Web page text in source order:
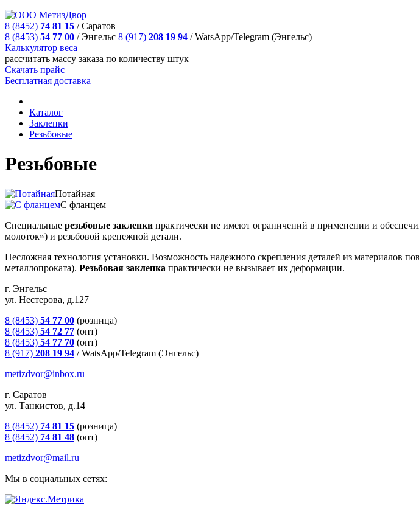
8 (8452) 74 81 15 /Саратов
8 (8453) 54 77 00 /Энгельс 8 (917) 208 19 94 /WatsApp/Telegram (Энгельс)
Калькулятор веса
рассчитать массу заказа по количеству штук
Скачать прайс
Бесплатная доставка
Каталог
Заклепки
Резьбовые
Резьбовые
Потайная
С фланцем
Специальные резьбовые заклепки практически не имеют ограничений в применении и
молоток») и резьбовой крепежной детали.
Несложная технология установки. Возможность надежного скрепления деталей из материалов
металлопроката). Резьбовая заклепка практически не вызывает их деформации.
г. Энгельс
ул. Нестерова, д.127
8 (8453) 54 77 00 (розница)
8 (8453) 54 72 77 (опт)
8 (8453) 54 77 70 (опт)
8 (917) 208 19 94 /WatsApp/Telegram (Энгельс)
metizdvor@inbox.ru
г. Саратов
ул. Танкистов, д.14
8 (8452) 74 81 15 (розница)
8 (8452) 74 81 48 (опт)
metizdvor@mail.ru
Мы в социальных сетях: